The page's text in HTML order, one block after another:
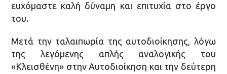
ευχόμαστε καλή δύναμη και επιτυχία στο έργο
του.
Μετά την ταλαιπωρία της αυτοδιοίκησης, λόγω
της λεγόμενης απλής αναλογικής του
«Κλεισθένη» στην Αυτοδιοίκηση και την δεύτερη